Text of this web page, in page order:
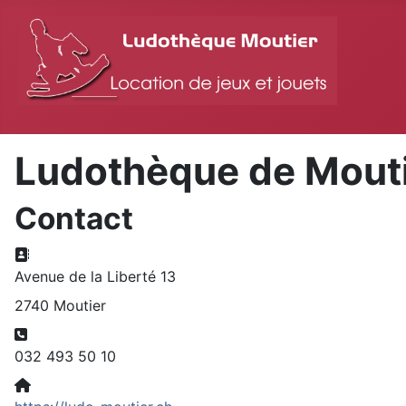
Ludothèque de
Contact
Adresse:
Avenue de la Liberté 13
2740 Moutier
Téléphone:
032 493 50 10
Site Web: